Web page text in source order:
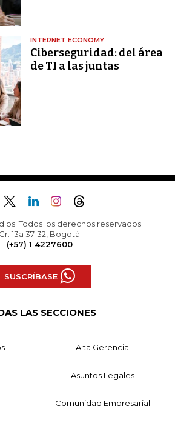
INTERNET ECONOMY
Ciberseguridad: del área
de TI a las juntas
Todos los derechos reservados.
Cr. 13a 37-32, Bogotá
(+57) 1 4227600
SUSCRÍBASE
LAS SECCIONES
Alta Gerencia
Asuntos Legales
Comunidad Empresarial